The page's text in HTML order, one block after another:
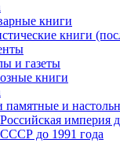
книги
книги
и газеты
книги
памятные и
империя
до 1991 года